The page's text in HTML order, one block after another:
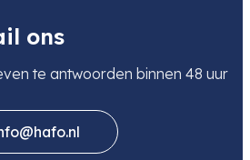
ons
te antwoorden binnen 48 uur